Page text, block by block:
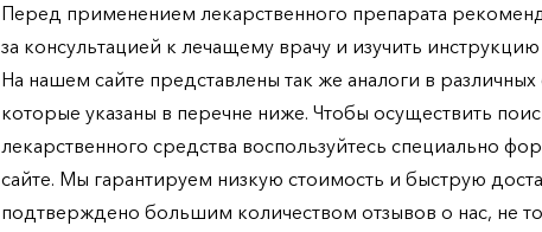
Перед применением лекарственного препарата
за консультацией к лечащему врачу и изучить
На нашем сайте представлены так же аналоги в
которые указаны в перечне ниже. Чтобы осуществить
лекарственного средства воспользуйтесь специально
сайте. Мы гарантируем низкую стоимость и быструю
подтверждено большим количеством отзывов о нас, не